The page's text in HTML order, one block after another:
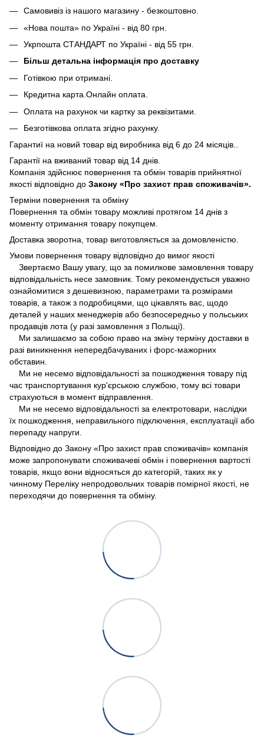
Самовивіз із нашого магазину - безкоштовно.
«Нова пошта» по Україні - від 80 грн.
Укрпошта СТАНДАРТ по Україні - від 55 грн.
Більш детальна інформація про доставку
Готівкою при отримані.
Кредитна карта.Онлайн оплата.
Оплата на рахунок чи картку за реквізитами.
Безготівкова оплата згідно рахунку.
Гарантиї на новий товар від виробника від 6 до 24 місяців..
Гарантії на вживаний товар від 14 днів.
Компанія здійснює повернення та обмін товарів прийнятної
якості відповідно до Закону «Про захист прав споживачів».
Терміни повернення та обміну
Повернення та обмін товару можливі протягом 14 днів з
моменту отримання товару покупцем.
Доставка зворотна, товар виготовляється за домовленістю.
Умови повернення товару відповідно до вимог якості
Звертаємо Вашу увагу, що за помилкове замовлення товару
відповідальність несе замовник. Тому рекомендується уважно
ознайомитися з дешевизною, параметрами та розмірами
товарів, а також з подробицями, що цікавлять вас, щодо
деталей у наших менеджерів або безпосередньо у польських
продавців лота (у разі замовлення з Польщі).
Ми залишаємо за собою право на зміну терміну доставки в
разі виникнення непередбачуваних і форс-мажорних
обставин.
Ми не несемо відповідальності за пошкодження товару під
час транспортування кур'єрською службою, тому всі товари
страхуються в момент відправлення.
Ми не несемо відповідальності за електротовари, наслідки
їх пошкодження, неправильного підключення, експлуатації або
перепаду напруги.
Відповідно до Закону «Про захист прав споживачів» компанія
може запропонувати споживачеві обмін і повернення вартості
товарів, якщо вони відносяться до категорій, таких як у
чинному Переліку непродовольчих товарів помірної якості, не
переходячи до повернення та обміну.